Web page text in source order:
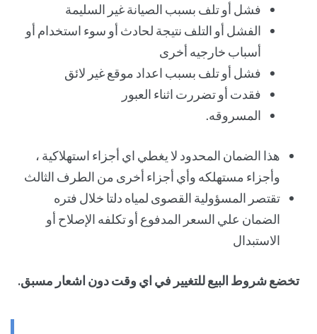
فشل أو تلف بسبب الصيانة غير السليمة
الفشل أو التلف نتيجة لحادث أو سوء استخدام أو
أسباب خارجيه أخرى
فشل أو تلف بسبب اعداد موقع غير لائق
فقدت أو تضررت اثناء العبور
المسروقه.
هذا الضمان المحدود لا يغطي اي أجزاء استهلاكية ،
وأجزاء مستهلكه وأي أجزاء أخرى من الطرف الثالث
تقتصر المسؤولية القصوى لمياه دلتا خلال فتره
الضمان علي السعر المدفوع أو تكلفه الإصلاح أو
الاستبدال
تخضع شروط البيع للتغيير في اي وقت دون اشعار مسبق.